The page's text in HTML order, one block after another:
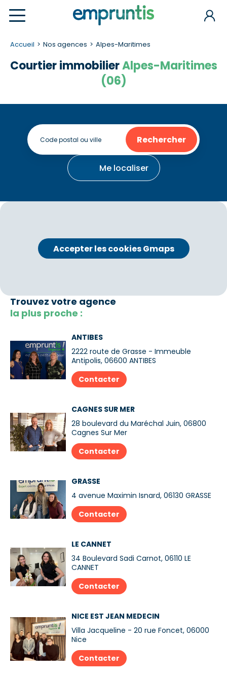
Accueil Nos agences Alpes-Maritimes
Courtier immobilierAlpes-Maritimes
(06)
Rechercher
Me localiser
Accepter les cookies Gmaps
Trouvez votre agence
la plus proche :
ANTIBES
2222 route de Grasse - Immeuble
Antipolis, 06600 ANTIBES
Contacter
CAGNES SUR MER
28 boulevard du Maréchal Juin, 06800
Cagnes Sur Mer
Contacter
GRASSE
4 avenue Maximin Isnard, 06130 GRASSE
Contacter
LE CANNET
34 Boulevard Sadi Carnot, 06110 LE
CANNET
Contacter
NICE EST JEAN MEDECIN
Villa Jacqueline - 20 rue Foncet, 06000
Nice
Contacter